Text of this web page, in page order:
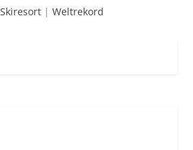
Skiresort |Weltrekord